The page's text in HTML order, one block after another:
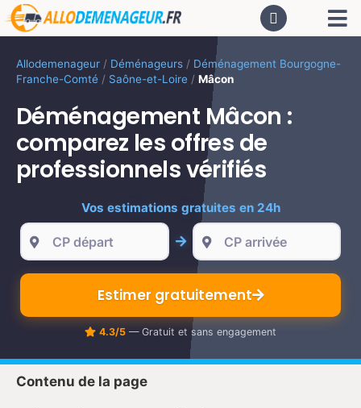
Passer
au
Allodemenageur / Déménageurs / Déménagement Bourgogne-
Franche-Comté / Saône-et-Loire / Mâcon
Déménagement Mâcon :
comparez les offres de
professionnels vérifiés
Vos estimations gratuites en 24h
Estimer gratuitement
4.3/5 — Gratuit et sans engagement
Contenu de la page